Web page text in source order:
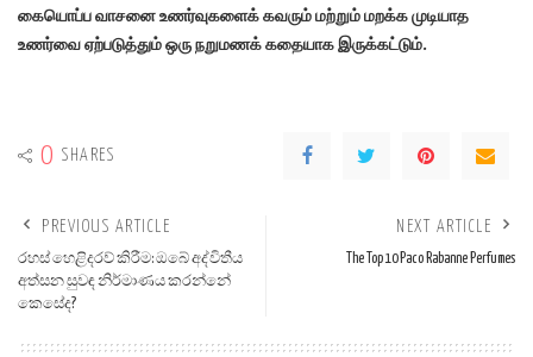
கையொப்ப வாசனை உணர்வுகளைக் கவரும் மற்றும் மறக்க முடியாத
உணர்வை ஏற்படுத்தும் ஒரு நறுமணக் கதையாக இருக்கட்டும்.
0 SHARES
PREVIOUS ARTICLE
රහස් හෙළිදරව් කිරීම: ඔබේ අද්විතීය
අත්සන සුවඳ නිර්මාණය කරන්නේ
කෙසේද?
NEXT ARTICLE
The Top 10 Paco Rabanne Perfumes